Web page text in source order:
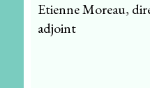
Etienne Moreau,
adjoint